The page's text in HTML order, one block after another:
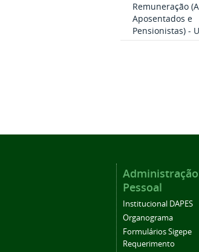
Remuneração
Aposentados e
Pensionistas) -
Pessoal
Institucional DAPES
Organograma
Formulários Sigepe
Requerimento